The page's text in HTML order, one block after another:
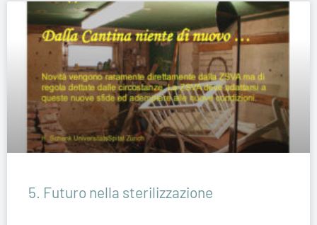
5. Futuro nella sterilizzazione